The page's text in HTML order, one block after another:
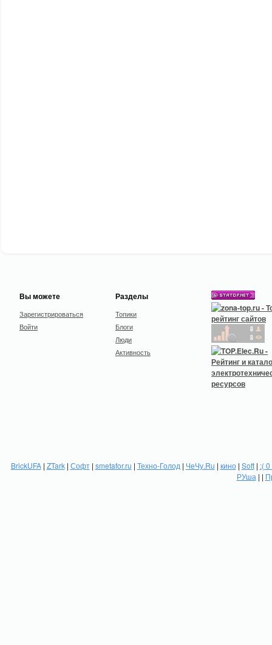
Вы можете
Зарегистрироваться
Войти
Разделы
Топики
Блоги
Люди
Активность
BrickUFA| ZTark| Софт| smetafor.ru | Техно-Голод | ЧеЧу.Ru | кино| Soft| :(
РУша | |